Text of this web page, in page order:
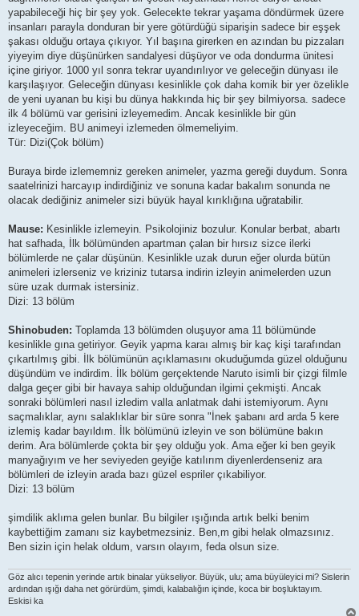
yapabileceği hiç bir şey yok. Gelecekte tekrar yaşama döndürmek üzere
insanları parayla donduran bir yere götürdüğü siparişin sadece bir eşşek
şakası olduğu ortaya çıkıyor. Yıl başına girerken en azından bu pizzaları
yiyeyim diye düşünürken sandalyesi düşüyor ve oda dondurma ünitesi
içine giriyor. 1000 yıl sonra tekrar uyandırılıyor ve geleceğin dünyası ile
karşılaşıyor. Geleceğin dünyası kesinlikle çok daha komik bir yer özelikle
de yeni uyanan bu kişi bu dünya hakkında hiç bir şey bilmiyorsa. sadece
ilk 4 bölümü var gerisini izleyemedim. Ancak kesinlikle bir gün
izleyeceğim. BU animeyi izlemeden ölmemeliyim.
Tür: Dizi(Çok bölüm)
Buraya birde izlememniz gereken animeler, yazma gereği duydum. Sonra
saatelrinizi harcayıp indirdiğiniz ve sonuna kadar bakalım sonunda ne
olacak dediğiniz animeler sizi büyük hayal kırıklığına uğratabilir.
Mause: Kesinlikle izlemeyin. Psikolojiniz bozulur. Konular berbat, abartı
hat safhada, İlk bölümünden apartman çalan bir hırsız sizce ilerki
bölümlerde ne çalar düşünün. Kesinlikle uzak durun eğer olurda bütün
animeleri izlerseniz ve kriziniz tutarsa indirin izleyin animelerden uzun
süre uzak durmak istersiniz.
Dizi: 13 bölüm
Shinobuden: Toplamda 13 bölümden oluşuyor ama 11 bölümünde
kesinlikle gına getiriyor. Geyik yapma karaı almış bir kaç kişi tarafından
çıkartılmış gibi. İlk bölümünün açıklamasını okuduğumda güzel olduğunu
düşündüm ve indirdim. İlk bölüm gerçektende Naruto isimli bir çizgi filmle
dalga geçer gibi bir havaya sahip olduğundan ilgimi çekmişti. Ancak
sonraki bölümleri nasıl izledim valla anlatmak dahi istemiyorum. Aynı
saçmalıklar, aynı salaklıklar bir süre sonra "İnek şabanı ard arda 5 kere
izlemiş kadar bayıldım. İlk bölümünü izleyin ve son bölümüne bakın
derim. Ara bölümlerde çokta bir şey olduğu yok. Ama eğer ki ben geyik
manyağıyım ve her seviyeden geyiğe katılırım diyenlerdenseniz ara
bölümleri de izleyin arada bazı güzel espriler çıkabiliyor.
Dizi: 13 bölüm
şimdilik aklıma gelen bunlar. Bu bilgiler ışığında artık belki benim
kaybettiğim zamanı siz kaybetmezsiniz. Ben,m gibi helak olmazsınız.
Ben sizin için helak oldum, varsın olayım, feda olsun size.
Göz alıcı tepenin yerinde artık binalar yükseliyor. Büyük, ulu; ama büyüleyici mi? Sislerin
ardından ışığı daha net görürdüm, şimdi, kalabalığın içinde, koca bir boşluktayım.
Eskisi ka